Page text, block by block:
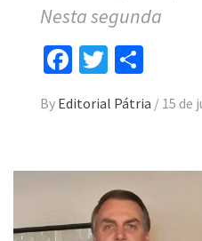
Nesta segunda
Facebook
Twitter
By Editorial Pátria / 15 de